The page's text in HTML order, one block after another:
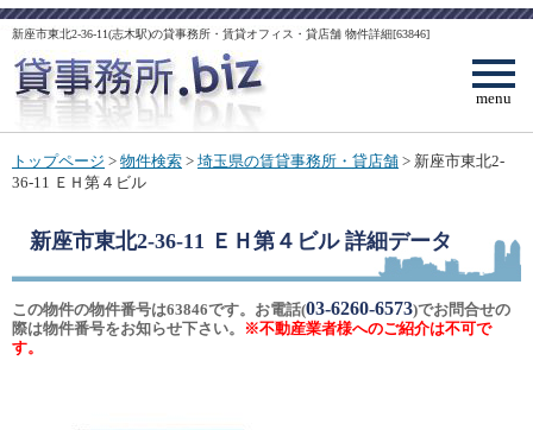
新座市東北2-36-11(志木駅)の貸事務所・賃貸オフィス・貸店舗 物件詳細[63846]
menu
トップページ > 物件検索 > 埼玉県の賃貸事務所・貸店舗 > 新座市東北2-
36-11 ＥＨ第４ビル
新座市東北2-36-11 ＥＨ第４ビル詳細データ
この物件の物件番号は63846です。お電話(03-6260-6573)でお問合せの
際は物件番号をお知らせ下さい。
※不動産業者様へのご紹介は不可で
す。